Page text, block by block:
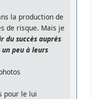
la production de
de risque. Mais je
du succès auprès
peu à leurs
pour le lui